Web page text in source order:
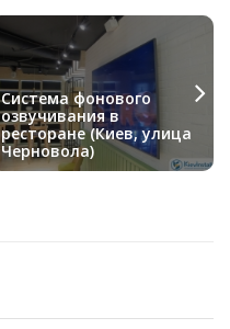
Система фонового
озвучивания в
ресторане (Киев, улица
Черновола)